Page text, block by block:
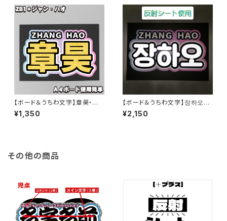
【ボード＆うちわ文字】章昊・ジャ
ンハオ장하오① 即納 ZB1【ZER
OBASEONE】
¥1,350
【ボード＆うちわ文字】장하오・
ジャンハオ①(反射シート) ZB1
【ZEROBASEONE】
¥2,150
その他の商品